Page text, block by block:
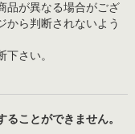
品が異なる場合がござ
から判断されないよう
さい。
ことができません。